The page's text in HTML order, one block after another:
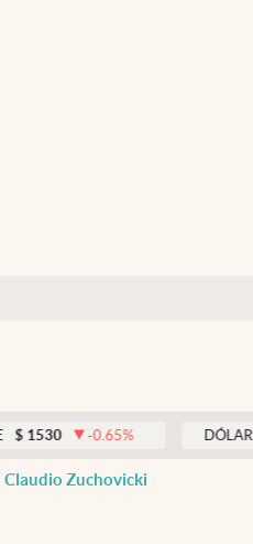
-0.65% DÓLAR TARJETA
Claudio Zuchovicki